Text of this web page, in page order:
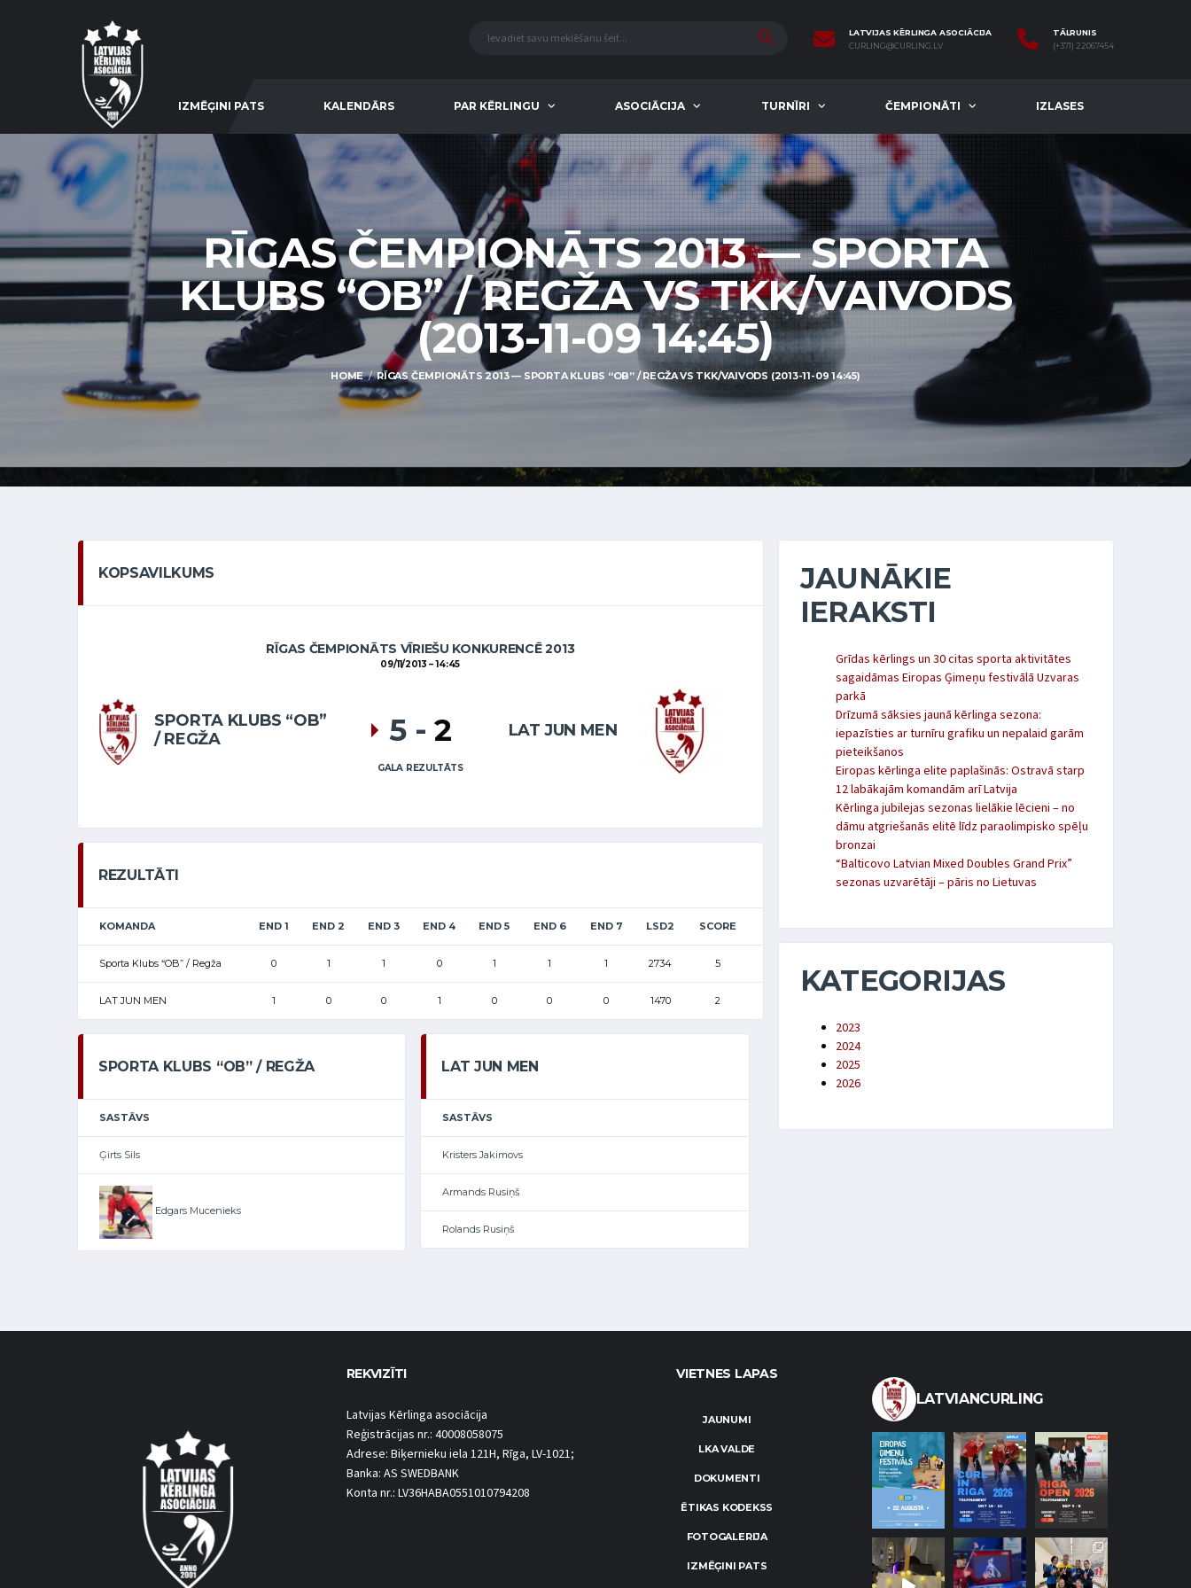
LATVIJAS KĒRLINGA ASOCIĀCIJA
CURLING@CURLING.LV
TĀLRUNIS
(+371) 22067454
IZMĒĢINI PATS KALENDĀRS PAR KĒRLINGU ASOCIĀCIJA TURNĪRI ČEMPIONĀTI IZLASES
RĪGAS ČEMPIONĀTS 2013 — SPORTA
KLUBS “OB” / REGŽA VS TKK/VAIVODS
(2013-11-09 14:45)
HOME RĪGAS ČEMPIONĀTS 2013 — SPORTA KLUBS “OB” / REGŽA VS TKK/VAIVODS (2013-11-09 14:45)
KOPSAVILKUMS
RĪGAS ČEMPIONĀTS VĪRIEŠU KONKURENCĒ 2013
09/11/2013 14:45
SPORTA KLUBS “OB”
/ REGŽA
LAT JUN MEN
5 - 2
GALA REZULTĀTS
REZULTĀTI
KOMANDA END 1 END 2 END 3 END 4 END 5 END 6 END 7 LSD2 SCORE
Sporta Klubs “OB” / Regža 0 1 1 0 1 1 1 2734 5
LAT JUN MEN 1 0 0 1 0 0 0 1470 2
SPORTA KLUBS “OB” / REGŽA
SASTĀVS
Ģirts Sils
Edgars Mucenieks
LAT JUN MEN
SASTĀVS
Kristers Jakimovs
Armands Rusiņš
Rolands Rusiņš
JAUNĀKIE
IERAKSTI
Grīdas kērlings un 30 citas sporta aktivitātes
sagaidāmas Eiropas Ģimeņu festivālā Uzvaras
parkā
Drīzumā sāksies jaunā kērlinga sezona:
iepazīsties ar turnīru grafiku un nepalaid garām
pieteikšanos
Eiropas kērlinga elite paplašinās: Ostravā starp
12 labākajām komandām arī Latvija
Kērlinga jubilejas sezonas lielākie lēcieni – no
dāmu atgriešanās elitē līdz paraolimpisko spēļu
bronzai
“Balticovo Latvian Mixed Doubles Grand Prix”
sezonas uzvarētāji – pāris no Lietuvas
KATEGORIJAS
2023
2024
2025
2026
REKVIZĪTI
Latvijas Kērlinga asociācija
Reģistrācijas nr.: 40008058075
Adrese: Biķernieku iela 121H, Rīga, LV-1021;
Banka: AS SWEDBANK
Konta nr.: LV36HABA0551010794208
VIETNES LAPAS
JAUNUMI
LKA VALDE
DOKUMENTI
ĒTIKAS KODEKSS
FOTOGALERIJA
IZMĒĢINI PATS
LATVIANCURLING